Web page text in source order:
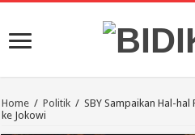
Home / Politik / SBY Sampaikan Hal-
ke Jokowi